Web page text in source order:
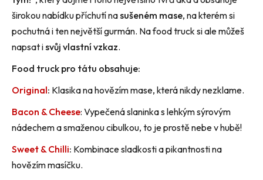
širokou nabídku příchutí nasušeném mase, na kterém si
pochutná i ten největší gurmán. Na food truck si ale můžeš
napsat isvůj vlastní vzkaz.
Food truck pro tátu obsahuje:
Original: Klasika na hovězím mase, která nikdy nezklame.
Bacon & Cheese: Vypečená slaninka s lehkým sýrovým
nádechem a smaženou cibulkou, to je prostě nebe v hubě!
Sweet & Chilli: Kombinace sladkosti a pikantnosti na
hovězím masíčku.